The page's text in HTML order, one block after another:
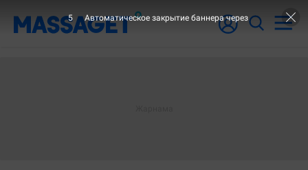
4 Автоматическое закрытие баннера через